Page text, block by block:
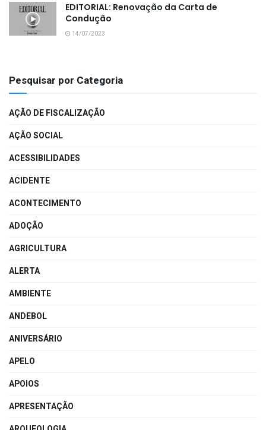
EDITORIAL: Renovação da Carta de
Condução
14/07/2023
Pesquisar por Categoria
AÇÃO DE FISCALIZAÇÃO
AÇÃO SOCIAL
ACESSIBILIDADES
ACIDENTE
ACONTECIMENTO
ADOÇÃO
AGRICULTURA
ALERTA
AMBIENTE
ANDEBOL
ANIVERSÁRIO
APELO
APOIOS
APRESENTAÇÃO